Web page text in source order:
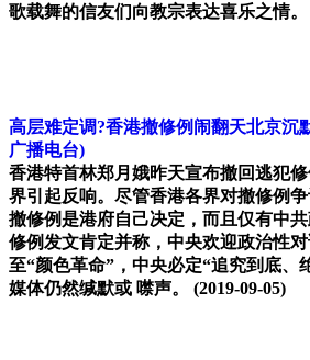
歌载舞的信友们向教宗表达喜乐之情。
高层难定调?香港撤修例闹翻天北京沉
广播电台)
香港特首林郑月娥昨天宣布撤回逃犯
界引起反响。尽管香港各界对撤修例
撤修例是港府自己决定，而且仅有中
修例发文肯定并称，中央欢迎政治性
至“颜色革命”，中央必定“追究到底、
媒体仍然缄默或 噤声。 (2019-09-05)